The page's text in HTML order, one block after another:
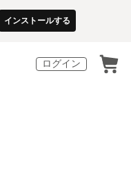
インストールする
ログイン